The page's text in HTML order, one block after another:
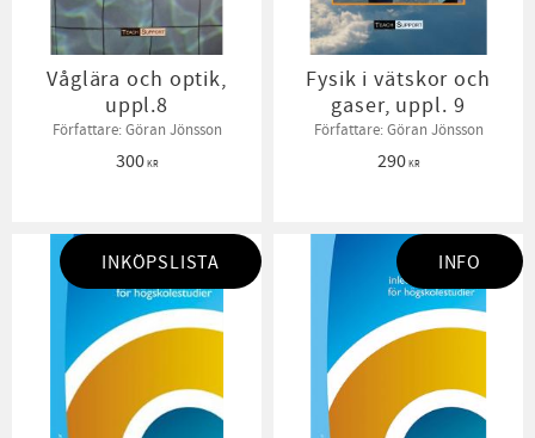
Våglära och optik,
uppl.8
Författare: Göran Jönsson
300KR
Fysik i vätskor och
gaser, uppl. 9
Författare: Göran Jönsson
290KR
INKÖPSLISTA INFO